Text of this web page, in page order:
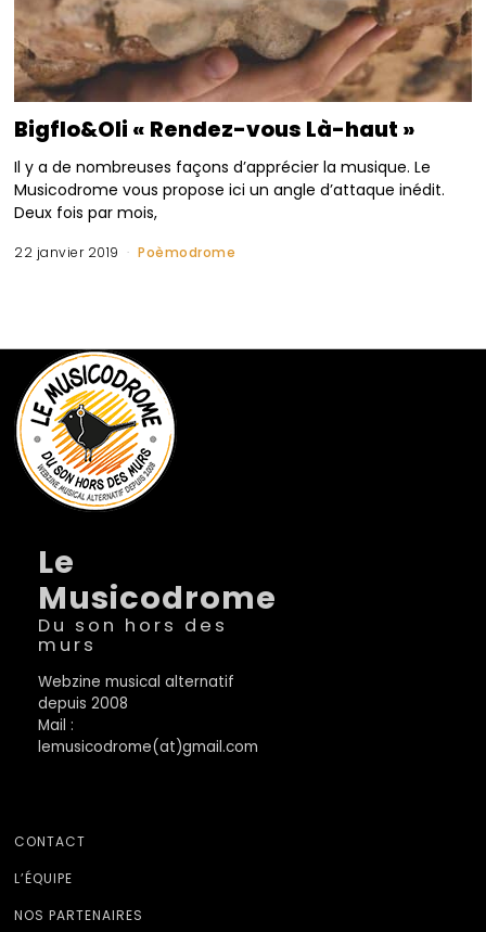
Bigflo&Oli « Rendez-vous Là-haut »
Il y a de nombreuses façons d’apprécier la musique. Le
Musicodrome vous propose ici un angle d’attaque inédit.
Deux fois par mois,
22 janvier 2019 Poèmodrome
Le
Musicodrome
Du son hors des
murs
Webzine musical alternatif
depuis 2008
Mail :
lemusicodrome(at)gmail.com
CONTACT
L’ÉQUIPE
NOS PARTENAIRES